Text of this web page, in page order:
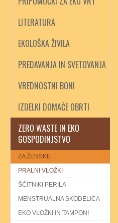
LITERATURA
EKOLOŠKA ŽIVILA
PREDAVANJA IN SVETOVANJA
VREDNOSTNI BONI
IZDELKI DOMAČE OBRTI
ZERO WASTE IN EKO
GOSPODINJSTVO
ZA ŽENSKE
PRALNI VLOŽKI
ŠČITNIKI PERILA
MENSTRUALNA SKODELICA
EKO VLOŽKI IN TAMPONI